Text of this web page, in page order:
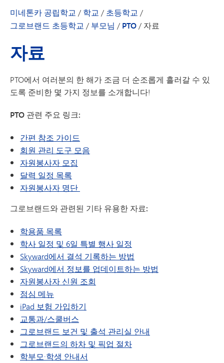
미네톤카 공립학교 / 학교 / 초등학교 /
그로브랜드 초등학교 / 부모님 / PTO/ 자료
자료
PTO에서 여러분의 한 해가 조금 더 순조롭게 흘러갈 수 있
도록 준비한 몇 가지 정보를 소개합니다!
PTO 관련 주요 링크:
간편 참조 가이드
회원 관리 도구 모음
자원봉사자 모집
달력 일정 목록
자원봉사자 명단
그로브랜드와 관련된 기타 유용한 자료:
학용품 목록
학사 일정 및 6일 특별 행사 일정
Skyward에서 결석 기록하는 방법
Skyward에서 정보를 업데이트하는 방법
자원봉사자 신원 조회
점심 메뉴
iPad 보험 가입하기
교통과/스쿨버스
그로브랜드 보건 및 출석 관리실 안내
그로브랜드의 하차 및 픽업 절차
학부모·학생 안내서